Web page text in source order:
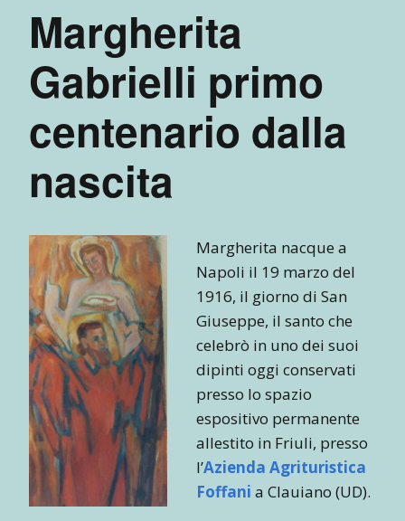
Margherita
Gabrielli primo
centenario dalla
nascita
Margherita nacque a
Napoli il 19 marzo del
1916, il giorno di San
Giuseppe, il santo che
celebrò in uno dei suoi
dipinti oggi conservati
presso lo spazio
espositivo permanente
allestito in Friuli, presso
l’Azienda Agrituristica
Foffani a Clauiano (UD).